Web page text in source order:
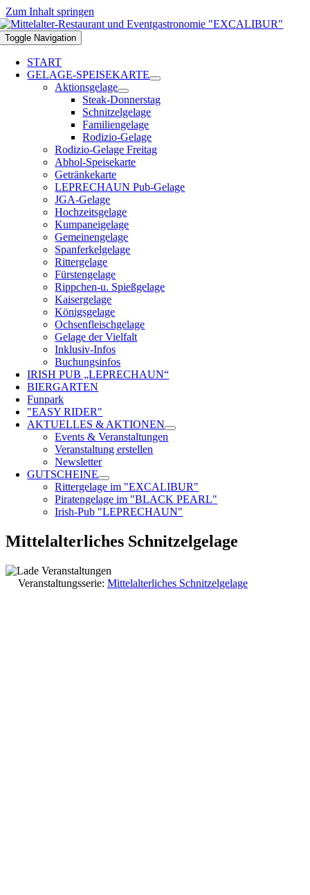
Zum Inhalt springen
Toggle Navigation
START
GELAGE-SPEISEKARTE
Aktionsgelage
Steak-Donnerstag
Schnitzelgelage
Familiengelage
Rodizio-Gelage
Rodizio-Gelage Freitag
Abhol-Speisekarte
Getränkekarte
LEPRECHAUN Pub-Gelage
JGA-Gelage
Hochzeitsgelage
Kumpaneigelage
Gemeinengelage
Spanferkelgelage
Rittergelage
Fürstengelage
Rippchen-u. Spießgelage
Kaisergelage
Königsgelage
Ochsenfleischgelage
Gelage der Vielfalt
Inklusiv-Infos
Buchungsinfos
IRISH PUB „LEPRECHAUN“
BIERGARTEN
Funpark
"EASY RIDER"
AKTUELLES & AKTIONEN
Events & Veranstaltungen
Veranstaltung erstellen
Newsletter
GUTSCHEINE
Rittergelage im "EXCALIBUR"
Piratengelage im "BLACK PEARL"
Irish-Pub "LEPRECHAUN"
Mittelalterliches Schnitzelgelage
Veranstaltungsserie: Mittelalterliches Schnitzelgelage